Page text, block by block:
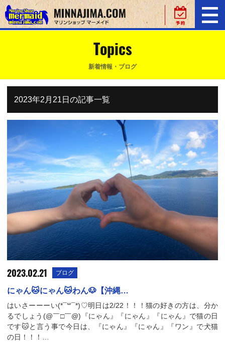
Topics
新着情報・ブログ
2023年2月21日の記事一覧
2023.02.21 ブログ
にゃん🐱にゃん🐱わん🐶【沖縄…
はいさーーーい(*¯꒳¯*)♡明日は2/22！！！猫の好きの方は、分か
るでしょう(@￣□￣@)『にゃん』『にゃん』『にゃん』で猫の日
です🐱と言う事で今日は、『にゃん』『にゃん』『ワン』で犬猫
の日！！！…